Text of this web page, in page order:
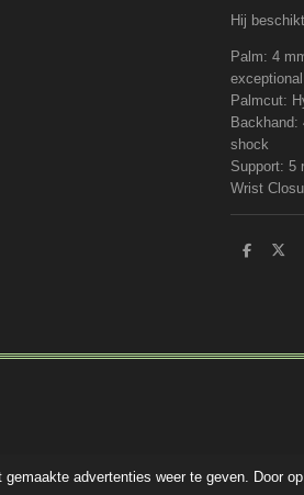
advertenties weer te geven. Door
Hij
Palm: 4
Palmcut:
shock
Support: 5
Wrist
D
D